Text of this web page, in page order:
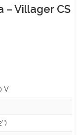
– Villager CS
V